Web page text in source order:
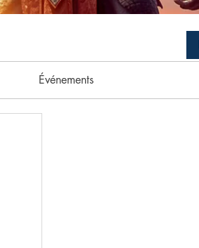
Événements